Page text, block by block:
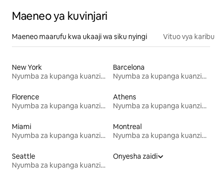
Maeneo ya kuvinjari
Maeneo maarufu kwa ukaaji wa siku nyingi Vituo vya karibu
New York
Nyumba za kupanga kuanzia mwezi mmoja
Barcelona
Nyumba za kupanga kuanzia mwezi mmoja
Florence
Nyumba za kupanga kuanzia mwezi mmoja
Athens
Nyumba za kupanga kuanzia mwezi mmoja
Miami
Nyumba za kupanga kuanzia mwezi mmoja
Montreal
Nyumba za kupanga kuanzia mwezi mmoja
Seattle
Nyumba za kupanga kuanzia mwezi mmoja
Onyesha zaidi